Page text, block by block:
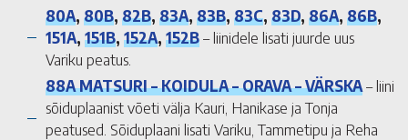
80A, 80B, 82B, 83A, 83B, 83C, 83D, 86A, 86B,
151A, 151B, 152A, 152B– liinidele lisati juurde uus
Variku peatus.
88A MATSURI – KOIDULA – ORAVA – VÄRSKA– liini
sõiduplaanist võeti välja Kauri, Hanikase ja Tonja
peatused. Sõiduplaani lisati Variku, Tammetipu ja Reha